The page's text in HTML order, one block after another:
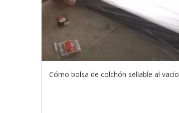
Cómo bolsa de colchón sellable al vacío